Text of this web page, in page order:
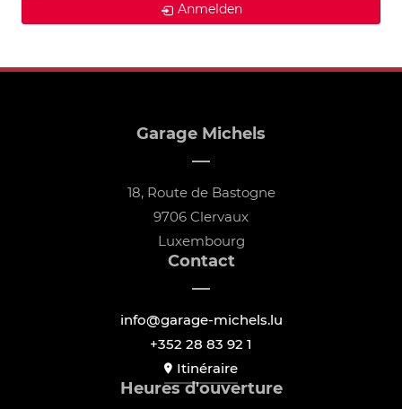
Anmelden
Garage Michels
18, Route de Bastogne
9706 Clervaux
Luxembourg
Contact
info@garage-michels.lu
+352 28 83 92 1
Itinéraire
Heures d'ouverture